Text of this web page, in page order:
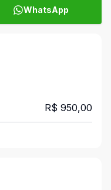
WhatsApp
R$ 950,00